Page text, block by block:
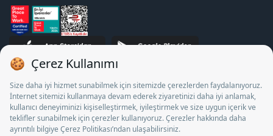
STJ İnsan Kaynakları Bilişim ve Danışmanlık A.Ş. Özel İstihdam
Bürosu Olarak 13/05/2025 - 12/05/2028 tarihleri arasında
faaliyette bulunmak üzere, Türkiye İş Kurumu tarafından
18/04/2025 tarih ve 18095710 sayılı karar uyarınca 1078 nolu